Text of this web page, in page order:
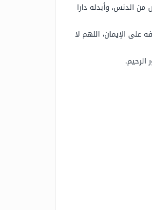
من الدنس، وأبدله دارا
على الإيمان، اللهم لا